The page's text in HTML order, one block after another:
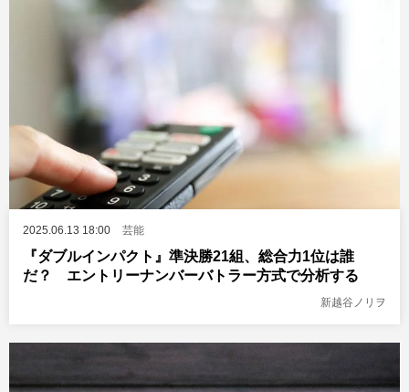
2025.06.13 18:00 芸能
『ダブルインパクト』準決勝21組、総合力1位は誰
だ？ エントリーナンバーバトラー方式で分析する
新越谷ノリヲ